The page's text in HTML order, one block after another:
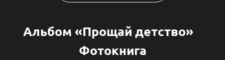
Альбом «Прощай детство»
Фотокнига